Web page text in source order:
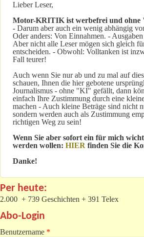
Lieber Leser,
Motor-KRITIK ist werbefrei und
- Darum aber auch ein wenig abhängig
Oder anders: Von Einnahmen. -
Aber nicht alle Leser mögen sich gleich
entscheiden. - Obwohl: Volltanken ist
Fall teurer!
Auch wenn Sie nur ab und zu mal auf
schauen, Ihnen die hier gebotene
Journalismus - ohne "KI" gefällt, dann
einfach Ihre Zustimmung durch eine
machen - Auch kleine Beträge sind nicht
sondern werden auch als Zustimmung
richtigen Weg zu sein!
Wenn Sie aber sofort ein für mich
werden wollen: HIER finden Sie die
Danke!
Per heute:
2.000 + 739 Geschichten + 391 Telex
Abo-Login
Benutzername *